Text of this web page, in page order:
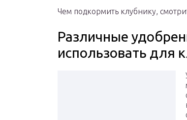
Чем подкормить клубнику,
Различные
использовать для